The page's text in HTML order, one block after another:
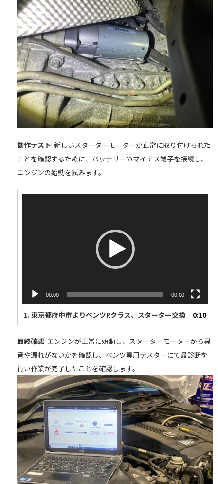
動作テスト: 新しいスターターモーターが正常に取り付けられた
ことを確認するために、バッテリーのマイナス端子を接続し、
エンジンの始動を試みます。
00:00 00:00
1. 東京都府中市よりベンツRクラス、スターター交換 0:10
最終確認: エンジンが正常に始動し、スターターモーターから異
音や漏れがないかを確認し、ベンツ専用テスターにて最診断を
行い作業が完了したことを確認します。